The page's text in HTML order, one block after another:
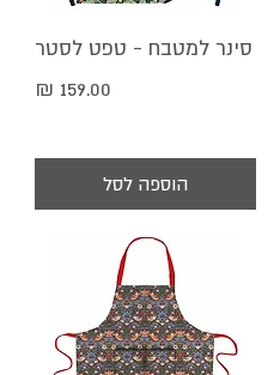
סינר למטבח - טפט לסטר
מחיר
הוספה לסל